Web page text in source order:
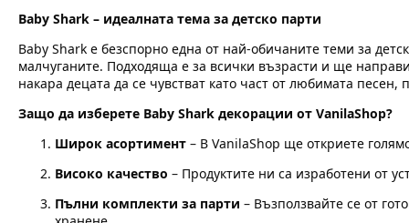
Baby Shark – идеалната тема за детско парти
Baby Shark е безспорно една от най-обичаните теми за
малчуганите. Подходяща е за всички възрасти и ще
накара децата да се чувстват като част от любимата
Защо да изберете Baby Shark декорации от VanilaShop?
Широк асортимент – В VanilaShop ще откриете
Високо качество – Продуктите ни са изработени от
Пълни комплекти за парти – Възползвайте се от